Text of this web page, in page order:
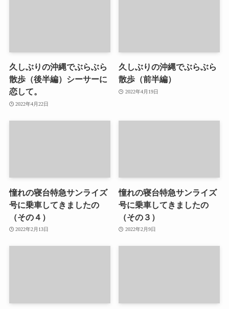
久しぶりの沖縄でぶらぶら
散歩（後半編）シーサーに
恋して。
2022年4月22日
久しぶりの沖縄でぶらぶら
散歩（前半編）
2022年4月19日
憧れの寝台特急サンライズ
号に乗車してきましたの
（その４）
2022年2月13日
憧れの寝台特急サンライズ
号に乗車してきましたの
（その３）
2022年2月9日